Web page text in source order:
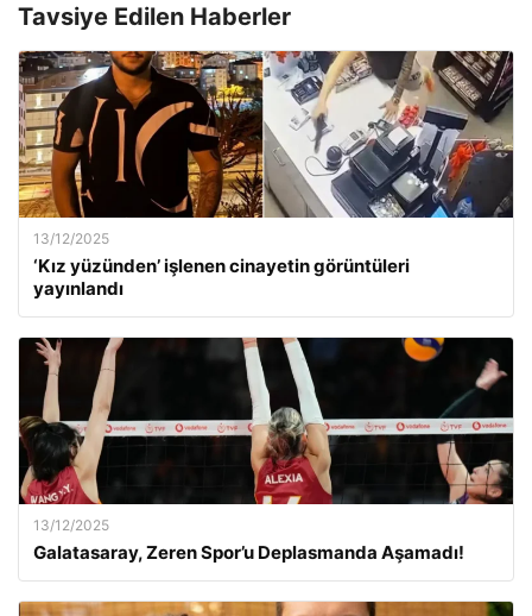
Tavsiye Edilen Haberler
13/12/2025
‘Kız yüzünden’ işlenen cinayetin görüntüleri
yayınlandı
13/12/2025
Galatasaray, Zeren Spor’u Deplasmanda Aşamadı!